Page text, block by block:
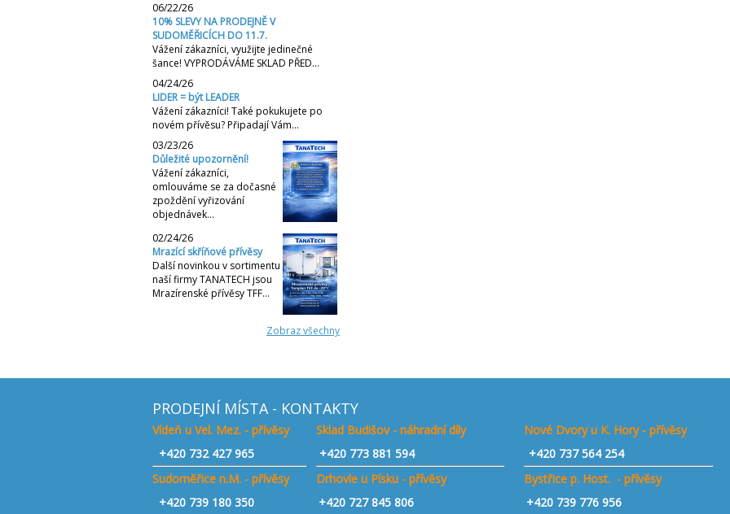
06/22/26
10% SLEVY NA PRODEJNĚ V
SUDOMĚŘICÍCH DO 11.7.
Vážení zákazníci, využijte jedinečné
šance! VYPRODÁVÁME SKLAD PŘED…
04/24/26
LIDER = být LEADER
Vážení zákazníci! Také pokukujete po
novém přívěsu? Připadají Vám…
03/23/26
Důležité upozornění!
Vážení zákazníci,
omlouváme se za dočasné
zpoždění vyřizování
objednávek…
02/24/26
Mrazící skříňové přívěsy
Další novinkou v sortimentu
naší firmy TANATECH jsou
Mrazírenské přívěsy TFF…
Zobraz všechny
PRODEJNÍ MÍSTA - KONTAKTY
Vídeň u Vel. Mez. - přívěsy
+420 732 427 965
Sudoměřice n.M. - přívěsy
+420 739 180 350
Sklad Budišov - náhradní díly
+420 773 881 594
Nové Dvory u K. Hory - přívěsy
+420 737 564 254
Drhovle u Písku - přívěsy
+420 727 845 806
Bystřice p. Host. - přívěsy
+420 739 776 956